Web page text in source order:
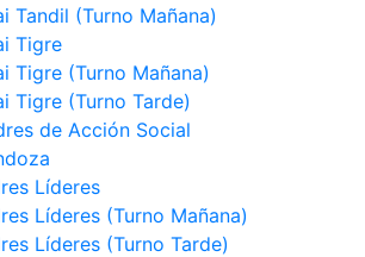
Tandil (Turno Mañana)
Tigre
Tigre (Turno Mañana)
Tigre (Turno Tarde)
de Acción Social
Líderes
Líderes (Turno Mañana)
Líderes (Turno Tarde)